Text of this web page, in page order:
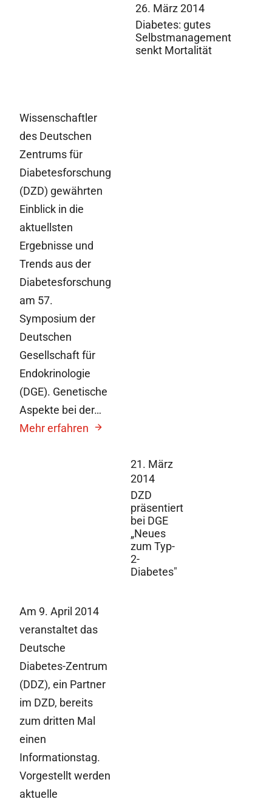
26. März 2014
Diabetes: gutes
Selbstmanagement
senkt Mortalität
21. März
2014
DZD
präsentiert
bei DGE
„Neues
zum Typ-
2-
Diabetes"
Wissenschaftler
des Deutschen
Zentrums für
Diabetesforschung
(DZD) gewährten
Einblick in die
aktuellsten
Ergebnisse und
Trends aus der
Diabetesforschung
am 57.
Symposium der
Deutschen
Gesellschaft für
Endokrinologie
(DGE). Genetische
Aspekte bei der…
Mehr erfahren
Am 9. April 2014
veranstaltet das
Deutsche
Diabetes-Zentrum
(DDZ), ein Partner
im DZD, bereits
zum dritten Mal
einen
Informationstag.
Vorgestellt werden
aktuelle